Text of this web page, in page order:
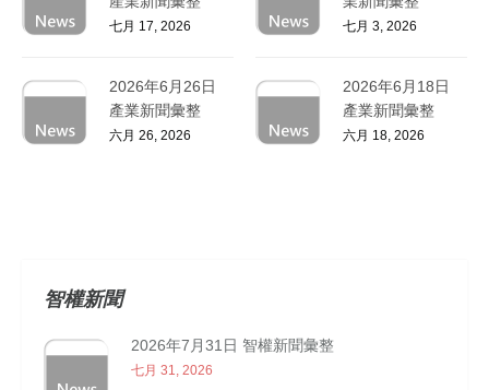
七月 17, 2026 七月 3, 2026
2026年6月26日
產業新聞彙整
六月 26, 2026
2026年6月18日
產業新聞彙整
六月 18, 2026
智權新聞
2026年7月31日 智權新聞彙整
七月 31, 2026